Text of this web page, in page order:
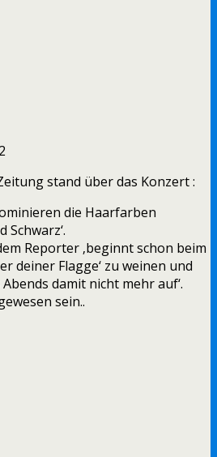
stand über das Konzert :
die Haarfarben
Reporter ‚beginnt schon beim
deiner Flagge‘ zu weinen und
damit nicht mehr auf‘.
sein..